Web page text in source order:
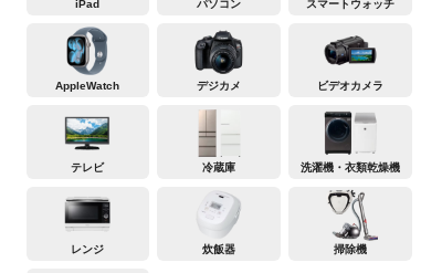
iPad パソコン スマートウォッチ
AppleWatch デジカメ ビデオカメラ
テレビ 冷蔵庫 洗濯機・衣類乾燥機
レンジ 炊飯器 掃除機